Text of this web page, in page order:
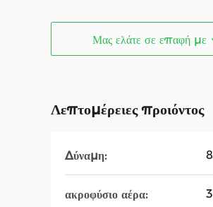
Μας ελάτε σε επαφή με
Λεπτομέρειες προιόντος
Δύναμη:
ακροφύσιο αέρα: 3